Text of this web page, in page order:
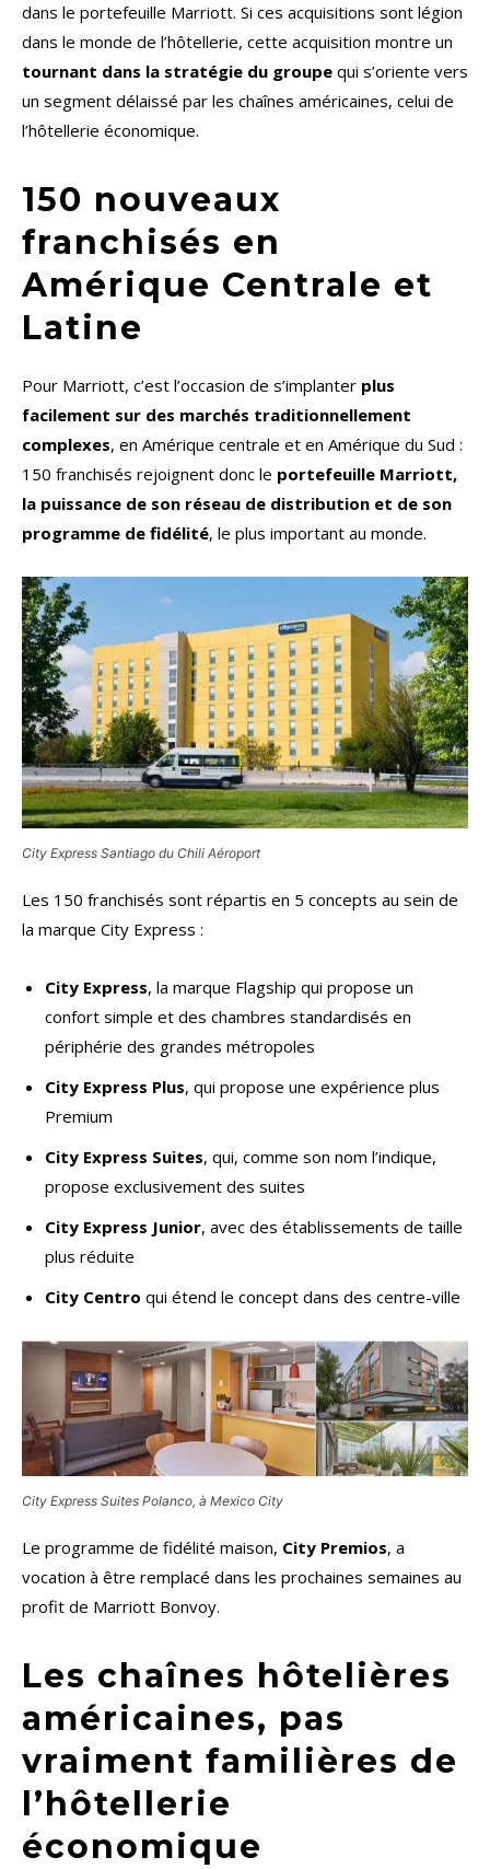
dans le portefeuille Marriott. Si ces acquisitions sont légion
dans le monde de l’hôtellerie, cette acquisition montre un
tournant dans la stratégie du groupe qui s’oriente vers
un segment délaissé par les chaînes américaines, celui de
l’hôtellerie économique.
150 nouveaux
franchisés en
Amérique Centrale et
Latine
Pour Marriott, c’est l’occasion de s’implanter plus
facilement sur des marchés traditionnellement
complexes, en Amérique centrale et en Amérique du Sud :
150 franchisés rejoignent donc le portefeuille Marriott,
la puissance de son réseau de distribution et de son
programme de fidélité, le plus important au monde.
City Express Santiago du Chili Aéroport
Les 150 franchisés sont répartis en 5 concepts au sein de
la marque City Express :
City Express, la marque Flagship qui propose un
confort simple et des chambres standardisés en
périphérie des grandes métropoles
City Express Plus, qui propose une expérience plus
Premium
City Express Suites, qui, comme son nom l’indique,
propose exclusivement des suites
City Express Junior, avec des établissements de taille
plus réduite
City Centro qui étend le concept dans des centre-ville
City Express Suites Polanco, à Mexico City
Le programme de fidélité maison, City Premios, a
vocation à être remplacé dans les prochaines semaines au
profit de Marriott Bonvoy.
Les chaînes hôtelières
américaines, pas
vraiment familières de
l’hôtellerie
économique